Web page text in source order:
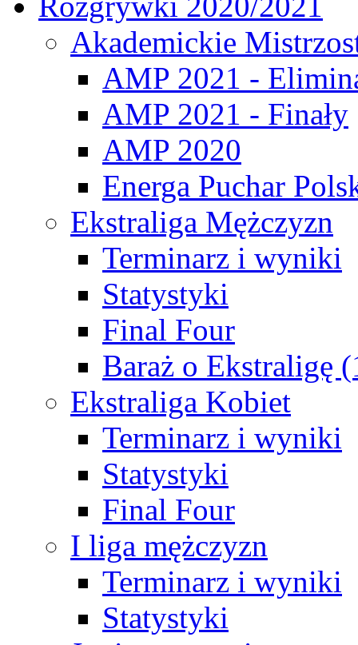
Akademickie
AMP 2021 -
AMP 2021 - Finały
AMP 2020
Energa Puchar
Ekstraliga Mężczyzn
Terminarz i wyniki
Statystyki
Final Four
Baraż o Ekstraligę
Ekstraliga Kobiet
Terminarz i wyniki
Statystyki
Final Four
I liga mężczyzn
Terminarz i wyniki
Statystyki